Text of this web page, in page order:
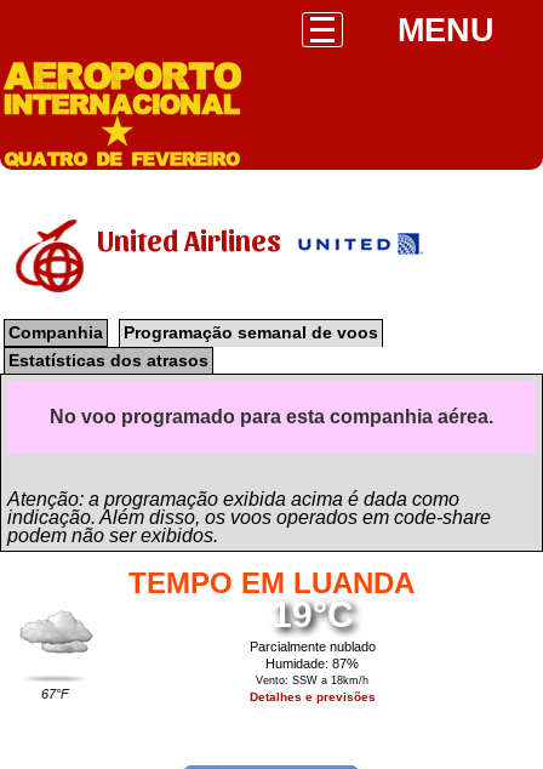
MENU
United Airlines
Companhia
Programação semanal de voos
Estatísticas dos atrasos
No voo programado para esta companhia aérea.
Atenção: a programação exibida acima é dada como
indicação. Além disso, os voos operados em code-share
podem não ser exibidos.
TEMPO EM LUANDA
67°F
19°C
Parcialmente nublado
Humidade: 87%
Vento: SSW a 18km/h
Detalhes e previsões